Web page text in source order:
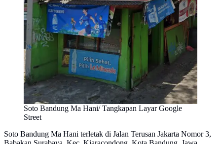
Soto Bandung Ma Hani/ Tangkapan Layar Google
Street
Soto Bandung Ma Hani terletak di Jalan Terusan Jakarta Nomor 3,